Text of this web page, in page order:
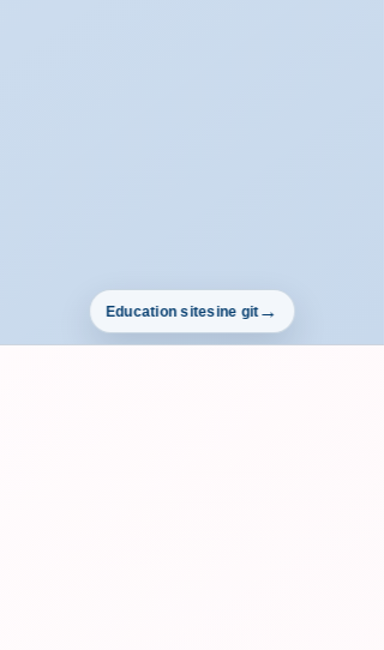
Education sitesine git